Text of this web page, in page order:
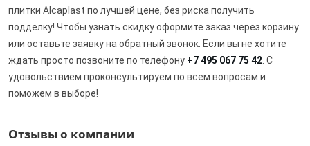
плитки Alcaplast по лучшей цене, без риска получить
подделку! Чтобы узнать скидку оформите заказ через корзину
или оставьте заявку на обратный звонок. Если вы не хотите
ждать просто позвоните по телефону +7 495 067 75 42 . С
удовольствием проконсультируем по всем вопросам и
поможем в выборе!
Отзывы о компании